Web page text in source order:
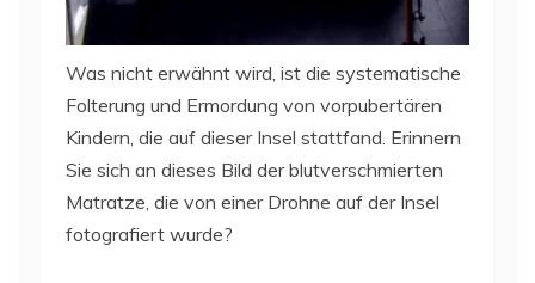
Was nicht erwähnt wird, ist die systematische
Folterung und Ermordung von vorpubertären
Kindern, die auf dieser Insel stattfand. Erinnern
Sie sich an dieses Bild der blutverschmierten
Matratze, die von einer Drohne auf der Insel
fotografiert wurde?